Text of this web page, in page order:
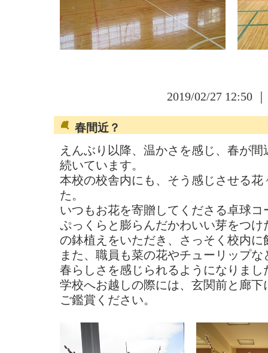
2019/02/27 12:50
春間近？
えんぶり以降、温かさを感じ、春が
続いています。
本校の校舎内にも、そう感じさせる
た。
いつもお花を寄贈してくださる卓球
ぷっくらと膨らんだかわいい芽をつ
の鉢植えをいただき、さっそく校内に
また、職員も菜の花やチューリップ
春らしさを感じられるようになりまし
学校へお越しの際には、玄関前と廊
ご鑑賞ください。